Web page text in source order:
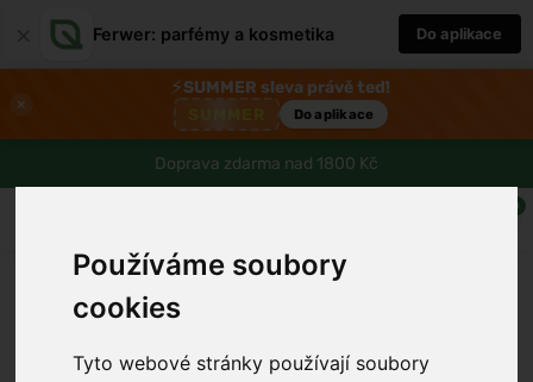
Používáme soubory
cookies
Tyto webové stránky používají soubory
Ferwer: parfémy a kosmetika Do aplikace
×
⚡SUMMER sleva právě teď!
Do aplikace
Doprava zdarma nad 1800 Kč
0